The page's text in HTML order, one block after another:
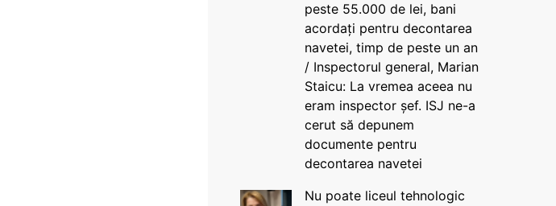
peste 55.000 de lei, bani
acordați pentru decontarea
navetei, timp de peste un an
/ Inspectorul general, Marian
Staicu: La vremea aceea nu
eram inspector șef. ISJ ne-a
cerut să depunem
documente pentru
decontarea navetei
Nu poate liceul tehnologic